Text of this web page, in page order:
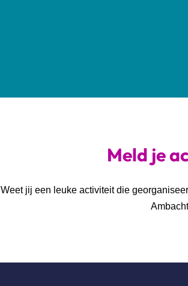
Meld je
Weet jij een leuke activiteit die